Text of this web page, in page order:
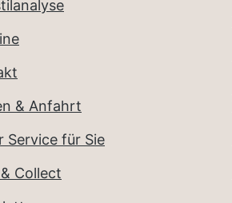
& Anfahrt
Service für Sie
Collect